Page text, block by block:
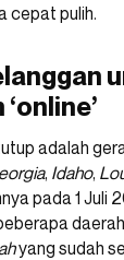
cepat pulih.
adalah
, Idaho,
pada 1 Juli
yang sudah